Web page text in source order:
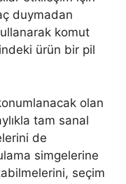
duymadan
komut
ürün bir pil
olan
tam sanal
de
simgelerine
seçim